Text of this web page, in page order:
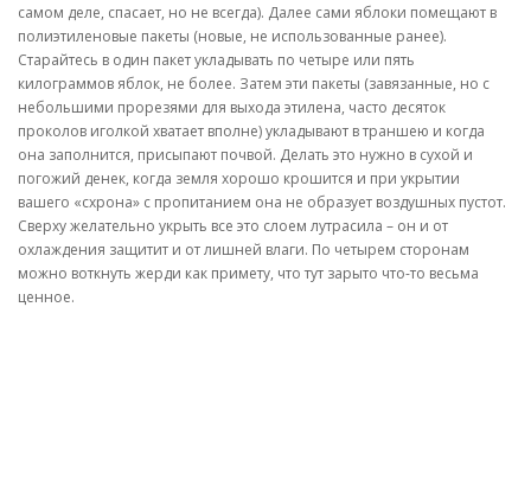
самом деле, спасает, но не всегда). Далее сами яблоки помещают в
полиэтиленовые пакеты (новые, не использованные ранее).
Старайтесь в один пакет укладывать по четыре или пять
килограммов яблок, не более. Затем эти пакеты (завязанные, но с
небольшими прорезями для выхода этилена, часто десяток
проколов иголкой хватает вполне) укладывают в траншею и когда
она заполнится, присыпают почвой. Делать это нужно в сухой и
погожий денек, когда земля хорошо крошится и при укрытии
вашего «схрона» с пропитанием она не образует воздушных пустот.
Сверху желательно укрыть все это слоем лутрасила – он и от
охлаждения защитит и от лишней влаги. По четырем сторонам
можно воткнуть жерди как примету, что тут зарыто что-то весьма
ценное.